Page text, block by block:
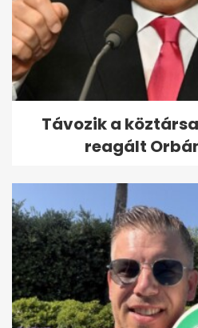
Fotókon a
Ágnestől
Távozik a
reagált